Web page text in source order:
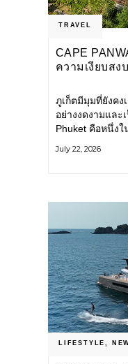
TRAVEL
CAPE
ความเงียบส
ภูเก็ตมีมุมที่ยังคง
อย่างงดงามและ
Phuket คือหนึ่ง
แหลมพันวา ทาง
July 22, 2026
LIFESTYLE,